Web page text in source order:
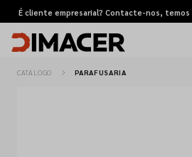
É cliente empresarial? Contacte-nos,
CATÁLOGO PARAFUSARIA